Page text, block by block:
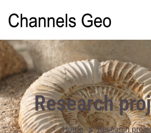
Research
Home Research